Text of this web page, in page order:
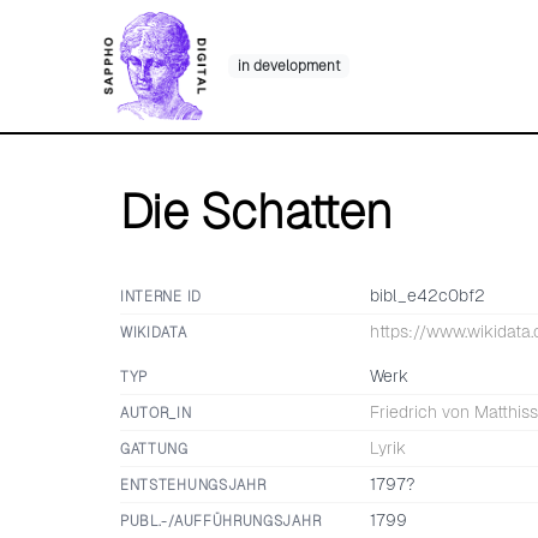
in development
Die Schatten
INTERNE ID bibl_e42c0bf2
WIKIDATA https://
TYP Werk
AUTOR_IN Friedrich von
GATTUNG Lyrik
ENTSTEHUNGSJAHR 1797?
PUBL.-/AUFFÜHRUNGSJAHR 1799